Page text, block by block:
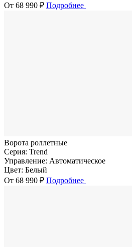
От 68 990 ₽ Подробнее
Ворота роллетные
Серия: Trend
Управление: Автоматическое
Цвет: Белый
От 68 990 ₽ Подробнее